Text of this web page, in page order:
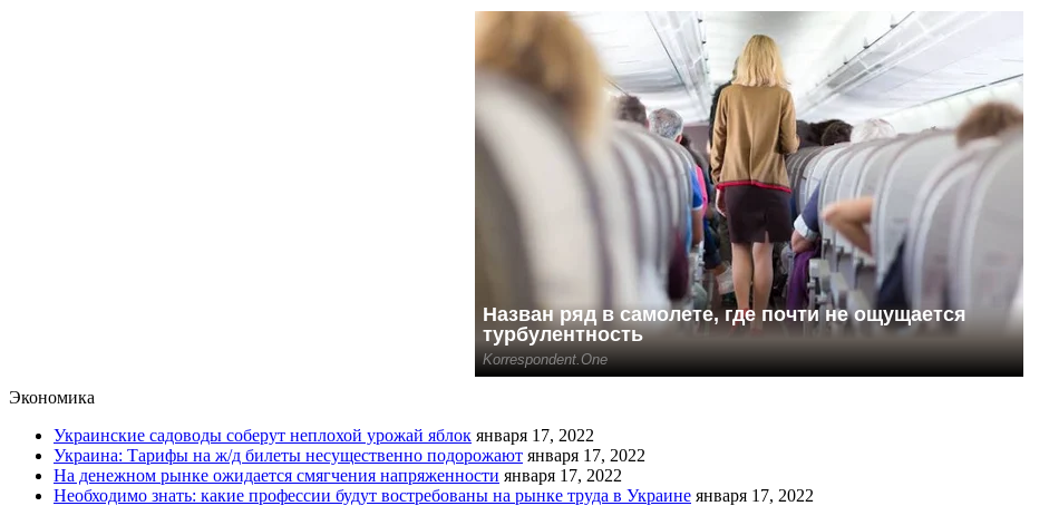
Экономика
Украинские садоводы соберут неплохой урожай яблок января 17, 2022
Украина: Тарифы на ж/д билеты несущественно подорожают января 17, 2022
На денежном рынке ожидается смягчения напряженности января 17, 2022
Необходимо знать: какие профессии будут востребованы на рынке труда в Украине января 17, 2022